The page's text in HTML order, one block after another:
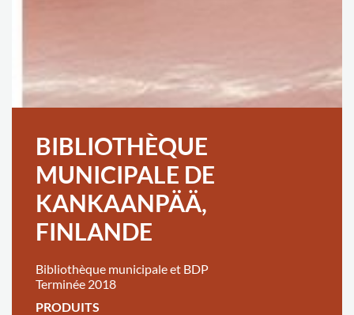
BIBLIOTHÈQUE
MUNICIPALE DE
KANKAANPÄÄ,
FINLANDE
Bibliothèque municipale et BDP
Terminée 2018
PRODUITS